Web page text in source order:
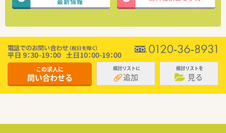
この求人に
問い合わせる
検討リストに
追加
検討リストを
見る